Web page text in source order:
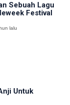
Sebuah Lagu
Festival
lalu
Untuk